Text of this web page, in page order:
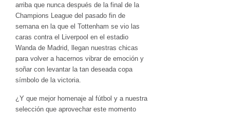
arriba que nunca después de la final de la
Champions League del pasado fin de
semana en la que el Tottenham se vio las
caras contra el Liverpool en el estadio
Wanda de Madrid, llegan nuestras chicas
para volver a hacernos vibrar de emoción y
soñar con levantar la tan deseada copa
símbolo de la victoria.
¿Y que mejor homenaje al fútbol y a nuestra
selección que aprovechar este momento